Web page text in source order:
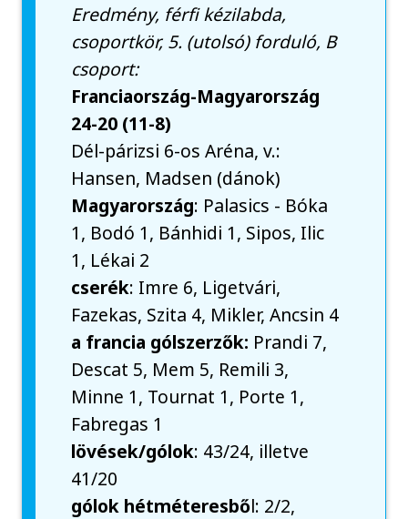
Eredmény, férfi kézilabda,
csoportkör, 5. (utolsó) forduló, B
csoport:
Franciaország-Magyarország
24-20 (11-8)
Dél-párizsi 6-os Aréna, v.:
Hansen, Madsen (dánok)
Magyarország: Palasics - Bóka
1, Bodó 1, Bánhidi 1, Sipos, Ilic
1, Lékai 2
cserék: Imre 6, Ligetvári,
Fazekas, Szita 4, Mikler, Ancsin 4
a francia gólszerzők: Prandi 7,
Descat 5, Mem 5, Remili 3,
Minne 1, Tournat 1, Porte 1,
Fabregas 1
lövések/gólok: 43/24, illetve
41/20
gólok hétméteresből: 2/2,